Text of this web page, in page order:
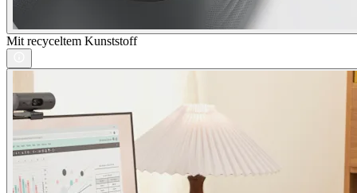
Mit recyceltem Kunststoff